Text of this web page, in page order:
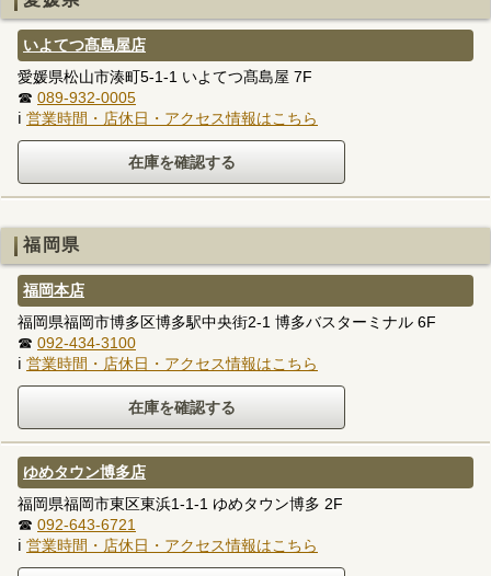
いよてつ髙島屋店
愛媛県松山市湊町5-1-1 いよてつ髙島屋 7F
☎ 089-932-0005
ℹ 営業時間・店休日・アクセス情報はこちら
福岡県
福岡本店
福岡県福岡市博多区博多駅中央街2-1 博多バスターミナル 6F
☎ 092-434-3100
ℹ 営業時間・店休日・アクセス情報はこちら
ゆめタウン博多店
福岡県福岡市東区東浜1-1-1 ゆめタウン博多 2F
☎ 092-643-6721
ℹ 営業時間・店休日・アクセス情報はこちら